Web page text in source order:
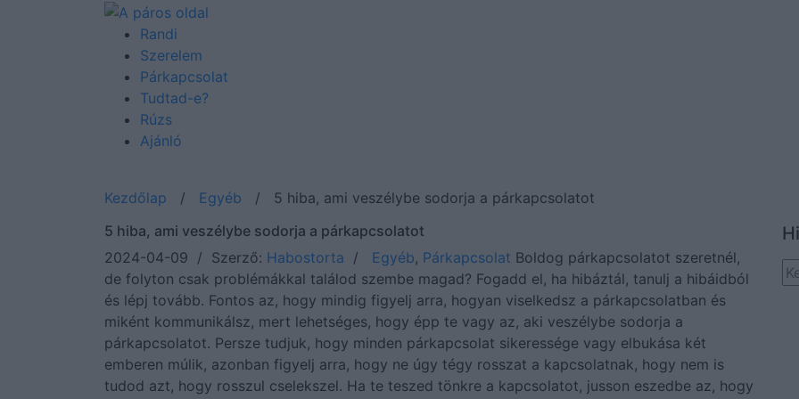
Randi
Szerelem
Párkapcsolat
Tudtad-e?
Rúzs
Ajánló
Kezdőlap / Egyéb / 5 hiba, ami veszélybe sodorja a párkapcsolatot
5 hiba, ami veszélybe sodorja a párkapcsolatot
2024-04-09 / Szerző: Habostorta / Egyéb, Párkapcsolat Boldog párkapcsolatot szeretnél,
de folyton csak problémákkal találod szembe magad? Fogadd el, ha hibáztál, tanulj a hibáidból
és lépj tovább. Fontos az, hogy mindig figyelj arra, hogyan viselkedsz a párkapcsolatban és
miként kommunikálsz, mert lehetséges, hogy épp te vagy az, aki veszélybe sodorja a
párkapcsolatot. Persze tudjuk, hogy minden párkapcsolat sikeressége vagy elbukása két
emberen múlik, azonban figyelj arra, hogy ne úgy tégy rosszat a kapcsolatnak, hogy nem is
tudod azt, hogy rosszul cselekszel. Ha te teszed tönkre a kapcsolatot, jusson eszedbe az, hogy